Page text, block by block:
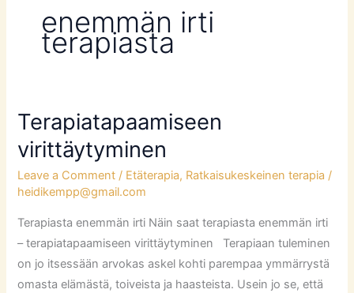
enemmän irti
terapiasta
Terapiatapaamiseen
virittäytyminen
Leave a Comment / Etäterapia, Ratkaisukeskeinen terapia /
heidikempp@gmail.com
Terapiasta enemmän irti Näin saat terapiasta enemmän irti
– terapiatapaamiseen virittäytyminen Terapiaan tuleminen
on jo itsessään arvokas askel kohti parempaa ymmärrystä
omasta elämästä, toiveista ja haasteista. Usein jo se, että
Terapiatapaamiseen
virittäytyminen